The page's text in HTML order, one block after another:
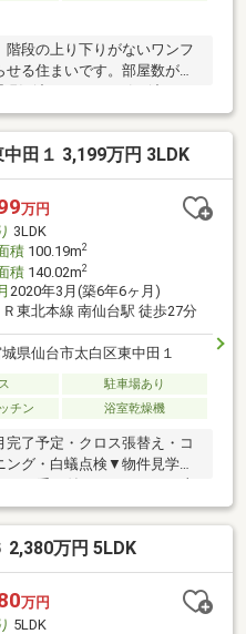
階段の上り下りがないワンフ
る住まいです。部屋数が豊
り、浮いた予算をリフォー
！ ※仲介業者様を通しての
田１ 3,199万円 3LDK
万円
3LDK
積100.19m2
積140.02m2
2020年3月(築6年6ヶ月)
Ｒ東北本線 南仙台駅 徒歩27分
県仙台市太白区東中田１
駐車場あり
チン 浴室乾燥機
完了予定・クロス張替え・コ
ング・白蟻点検▼物件見学
軽にご予約ください。▼LINE
能です！ID:@e-concept_1
2,380万円 5LDK
万円
5LDK